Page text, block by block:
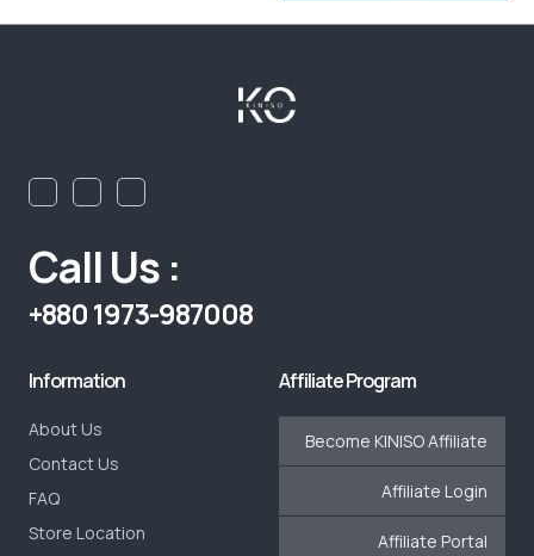
Call Us :
+880 1973-987008
Information
About Us
Contact Us
FAQ
Store Location
Affiliate Program
Become KINISO Affiliate
Affiliate Login
Affiliate Portal